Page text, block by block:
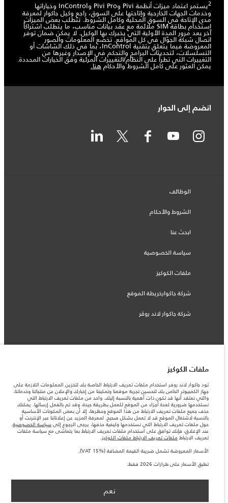
يستمر اعتماد ميزات أنظمة Pivi وPivi Pro وInControl وخياراتها
وخدمات الجهات الخارجية وإتاحتها على السوق، راجع وكيل جاكوار لمعرفة
مدى الإتاحة في السوق المحلية وكامل الشروط. تتطلب بعض الميزات
استخدام بطاقة SIM ملائمة مع عقد بيانات مناسب، ما يتطلب اشتراكاً
آخر بعد مرور المدة الأولية التي يخبرك بها الوكيل. لا يمكن ضمان توفر
اتصال شبكة الجوّال في كل المواقع. تخضع المعلومات والصور
المعروضة فيما يتعلق بتقنية InControl، بما في ذلك الشاشات أو
التسلسلات، لتحديثات البرامج والتحكم في الإصدار وغيرها من
التغييرات التي تطرأ على النظام/التغييرات المرئية وفق الخيارات المحددة.
يمكن العثور على كامل الشروط والأحكام هنا.
انضم إلى الحوار
الوظائف
الشروط والأحكام
ابحث عنا
سياسة الخصوصية
ملفات الكوكيز
شركة جاكوارخريطة الموقع
شركة جاكوار لاند روڤر
السعودية, محمد يوسف ناغي للسيارات
المعلومات والمواصفات والأسعار والألوان المذكورة على هذا الموقع قد تختلف من بلد إلى
آخر، كما أنّها قد تتغير بدون إشعار مسبق. الرجاء التواصل مع وكيلنا المحلي للتأكد من توفّرها
والتحقق من الأسعار.
الأرقام المقدمة هي نتيجة لاختبارات المصنع الرسمية وفقاً لتشريعات الاتحاد الأوروبي. قد
يتباين استهلك الوقود الفعلي للمركبة عن ذلك المتحقق في تلك الاختبارات كما أن هذه
الأرقام بغرض المقارنة فحسب.
ملاحظة مهمة حول الصور والمواصفات. إن النقص العالمي في أشباه الموصلات يؤثر حاليًا
في مواصفات تصميم السيارات وتوفر الخيارات وتوقيتات التصاميم. هذا ظرف ديناميكي
للغاية، ونتيجة لذلك، قد لا تمثّل الصور المستخدَمة ضمن موقع الويب حاليًا المواصفات الحالية
بالكامل بالنسبة إلى الميزات والخيارات والحلية ومجموعات الألوان. يرجى استشارة وكيلك الذي
سيتمكّن من تأكيد أي تقييدات حالية معك للسماح لك باتخاذ قرار مدروس
الأسعار المعروضة تشمل ضريبة القيمة المضافة (VAT).
ملفات الكوكيز
تود جاكوار لاند روفر استخدام ملفات تعريف الارتباط الخاصة بك لتخزين المعلومات اللازمة على
جهاز الكمبيوتر الخاص بك لتحسين تجربة موقعنا وتمكيننا من إخبارك والإعلان عن منتجاتنا وخدماتنا،
والتي نعتقد أنها قد تكون ذات أهمية بالنسبة إليك. واحد من ملفات تعريف الارتباط التي
نستخدمها ضرورية لعدة أجزاء من الموقع للعمل بطريقة جيدة، وقد تم بالفعل إرسالها. يمكنك
حذف جميع ملفات تعريف الارتباط من هذا الموقع وحظرها، إلا أن بعض المكونات الأساسية
بالنسبة لاشتغال الموقع قد لا تعمل بشكل صحيح. لمعرفة المزيد عن إعلاناتنا عبر الإنترنت أو
حول ملفات تعريف الارتباط التي نستخدمها وكيفية حذفها، يرجى الرجوع إلى سياسة الخصوصية.
عند الإغلاق، فإنك توافق على استخدام ملفات تعريف الارتباط بما يتماشى مع سياسة ملفات
تعريف الارتباط ملفات تعريف الارتباط ملفات الكوكيز.
الأسعار المعروضة تشمل ضريبة القيمة المضافة (VAT 15%).
تطبق الأسعار على طرازات 2026 فقط.
نعم